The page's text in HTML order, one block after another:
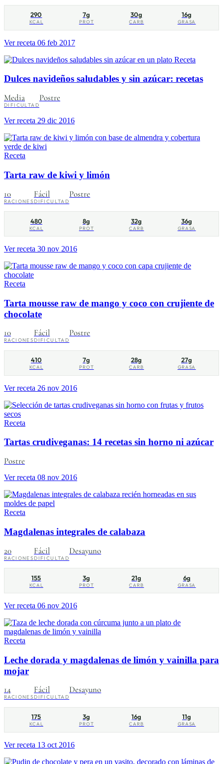
290
KCAL
7g
PROT
30g
CARB
16g
GRASA
Ver receta 06 feb 2017
Receta
Dulces navideños saludables y sin azúcar: recetas
Media
DIFICULTAD
Postre
Ver receta 29 dic 2016
Receta
Tarta raw de kiwi y limón
10
RACIONES
Fácil
DIFICULTAD
Postre
480
KCAL
8g
PROT
32g
CARB
36g
GRASA
Ver receta 30 nov 2016
Receta
Tarta mousse raw de mango y coco con crujiente de
chocolate
10
RACIONES
Fácil
DIFICULTAD
Postre
410
KCAL
7g
PROT
28g
CARB
27g
GRASA
Ver receta 26 nov 2016
Receta
Tartas crudiveganas: 14 recetas sin horno ni azúcar
Postre
Ver receta 08 nov 2016
Receta
Magdalenas integrales de calabaza
20
RACIONES
Fácil
DIFICULTAD
Desayuno
155
KCAL
3g
PROT
21g
CARB
6g
GRASA
Ver receta 06 nov 2016
Receta
Leche dorada y magdalenas de limón y vainilla para
mojar
14
RACIONES
Fácil
DIFICULTAD
Desayuno
175
KCAL
3g
PROT
16g
CARB
11g
GRASA
Ver receta 13 oct 2016